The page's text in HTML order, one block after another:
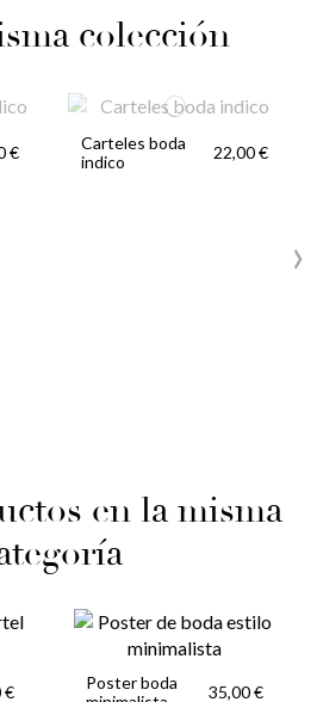
colección
€
Carteles boda
indico
22,00 €
›
en la misma
€
Poster boda
35,00 €